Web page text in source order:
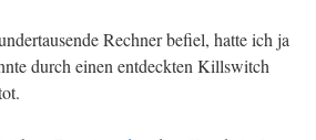
Rechner befiel, hatte ich ja
durch einen entdeckten Killswitch